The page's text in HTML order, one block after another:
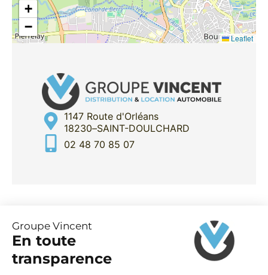
+
−
Leaflet
1147 Route d'Orléans
18230–SAINT-DOULCHARD
02 48 70 85 07
Partager cette annonce par e-mail